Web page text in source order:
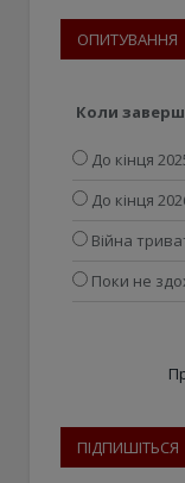
ОПИТУВАННЯ
Коли
До кінця
До кінця
Війна
Поки не
ПІДПИШІТЬСЯ